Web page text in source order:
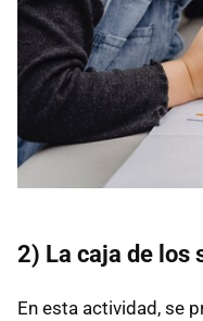
2) La caja de los
En esta actividad, se